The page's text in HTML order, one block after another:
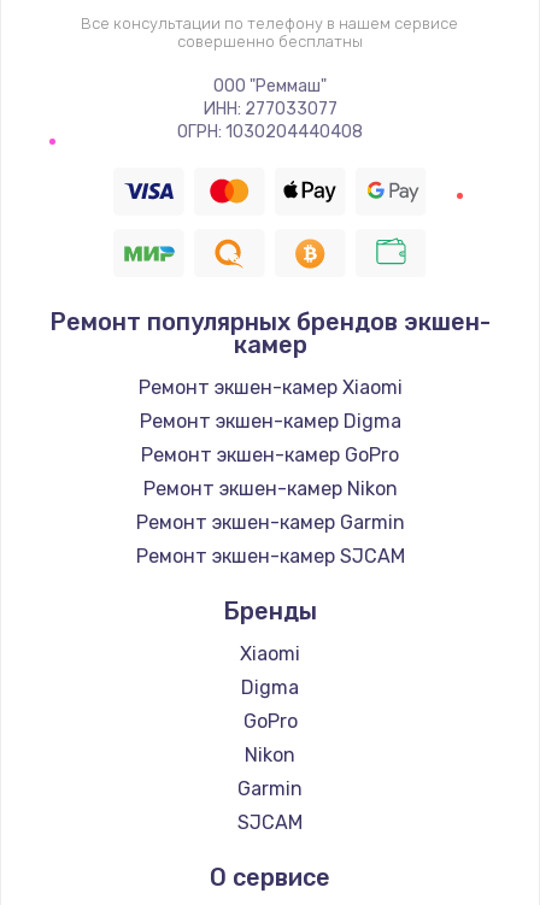
Все консультации по телефону в нашем сервисе
совершенно бесплатны
ООО "Реммаш"
ИНН: 277033077
ОГРН: 1030204440408
Ремонт популярных брендов экшен-
камер
Ремонт экшен-камер Xiaomi
Ремонт экшен-камер Digma
Ремонт экшен-камер GoPro
Ремонт экшен-камер Nikon
Ремонт экшен-камер Garmin
Ремонт экшен-камер SJCAM
Бренды
Xiaomi
Digma
GoPro
Nikon
Garmin
SJCAM
О сервисе